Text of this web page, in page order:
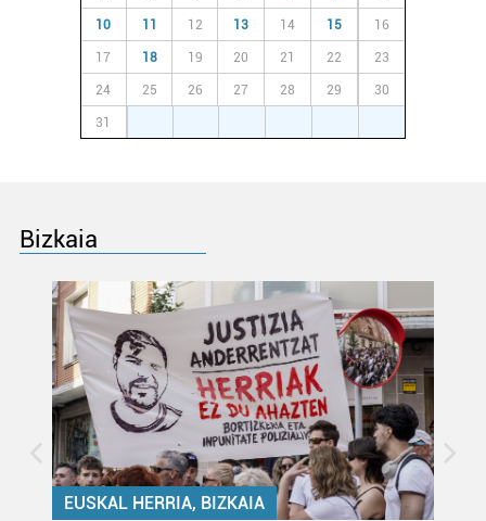
10 11 12 13 14 15 16
17 18 19 20 21 22 23
24 25 26 27 28 29 30
31
Bizkaia
EUSKAL HERRIA, BIZKAIA